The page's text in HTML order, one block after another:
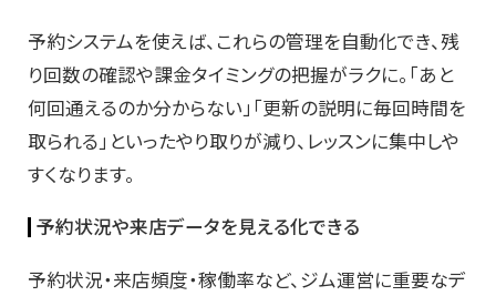
予約システムを使えば、これらの管理を自動化でき、残
り回数の確認や課金タイミングの把握がラクに。「あと
何回通えるのか分からない」「更新の説明に毎回時間を
取られる」といったやり取りが減り、レッスンに集中しや
すくなります。
予約状況や来店データを見える化できる
予約状況・来店頻度・稼働率など、ジム運営に重要なデ